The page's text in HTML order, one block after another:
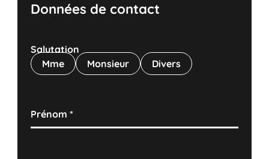
Données de contact
Salutation
Mme
Monsieur Divers
Prénom*